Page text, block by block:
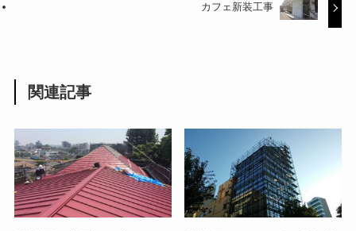
カフェ新装工事
関連記事